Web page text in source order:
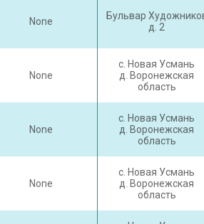
None
Бульвар
д. 2
None
с. Новая Усмань
д. Воронежская
область
None
с. Новая Усмань
д. Воронежская
область
None
с. Новая Усмань
д. Воронежская
область